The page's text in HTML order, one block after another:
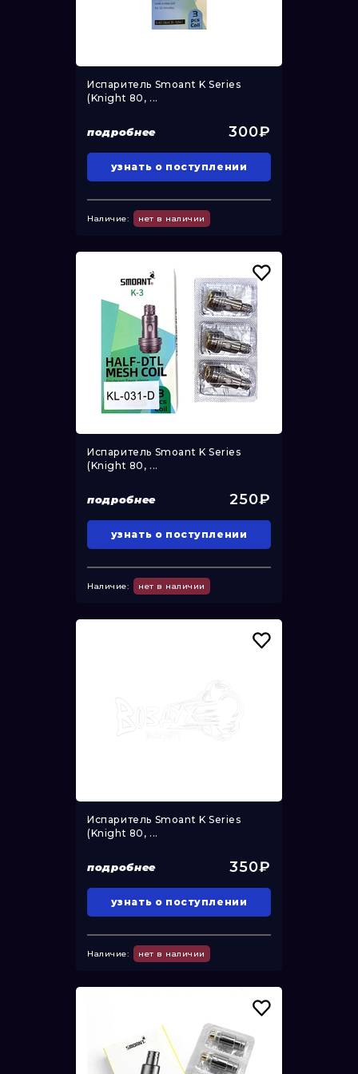
Испаритель Smoant K Series
(Knight 80, ...
подробнее 300₽
узнать о поступлении
Наличие: нет в наличии
Испаритель Smoant K Series
(Knight 80, ...
подробнее 250₽
узнать о поступлении
Наличие: нет в наличии
Испаритель Smoant K Series
(Knight 80, ...
подробнее 350₽
узнать о поступлении
Наличие: нет в наличии